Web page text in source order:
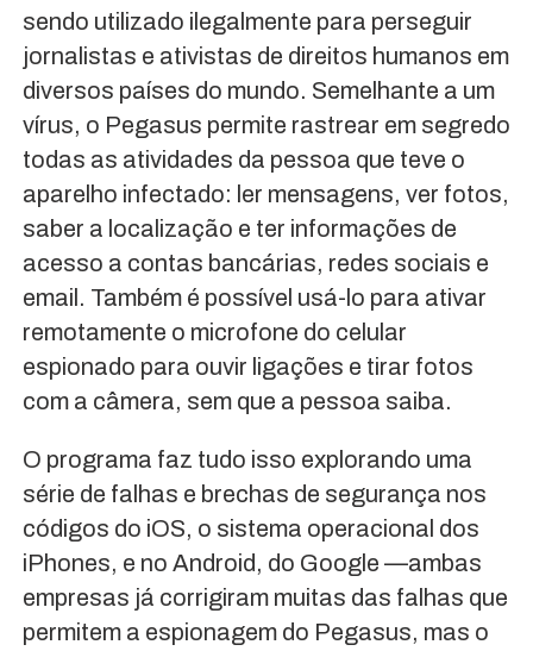
sendo utilizado ilegalmente para perseguir
jornalistas e ativistas de direitos humanos em
diversos países do mundo. Semelhante a um
vírus, o Pegasus permite rastrear em segredo
todas as atividades da pessoa que teve o
aparelho infectado: ler mensagens, ver fotos,
saber a localização e ter informações de
acesso a contas bancárias, redes sociais e
email. Também é possível usá-lo para ativar
remotamente o microfone do celular
espionado para ouvir ligações e tirar fotos
com a câmera, sem que a pessoa saiba.
O programa faz tudo isso explorando uma
série de falhas e brechas de segurança nos
códigos do iOS, o sistema operacional dos
iPhones, e no Android, do Google —ambas
empresas já corrigiram muitas das falhas que
permitem a espionagem do Pegasus, mas o